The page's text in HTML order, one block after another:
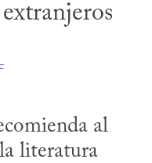
al
literatura